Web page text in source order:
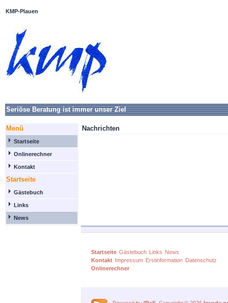
KMP-Plauen
Seriöse Beratung ist immer unser Ziel
Menü
Startseite
Onlinerechner
Kontakt
Startseite
Gästebuch
Links
News
Nachrichten
Startseite Gästebuch Links News
Kontakt Impressum Erstinformation Datenschutz
Onlinerechner